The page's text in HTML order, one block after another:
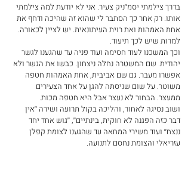
בדרך צילמתי יסמ׳׳ניק צעיר. אני לא יודעת למה צילמתי
אותו. רק אחר כך הסתבר לי שהוא זה שהיכה ודחף את
אחת האמהות ואת רוית העיתונאית. יש לציין לכאורה.
למרות שיש לכך תיעוד.
וכך המשכנו לעוד חסימה ועוד פניה עד שהגענו לגשר
יהודית. שם המשטרה נחלה ניצחון. כבשו את הגשר ולא
אפשרו מעבר. גם שם אביבית, אחת האמהות חטפה
משוטר. על שום שניסתה להגן על אחד הצעירים
ממעצר. הבחור לא נעצר אבל היא חטפה מכות.
ושוב נסיגה לאחור, והליכה בקול תרועה ושירה ׳׳אין
דבר כזה הפגנה לא חוקית, בינתיים׳׳, ׳׳גוש אחד יחד
ננצח׳׳ ועוד משירי המחאה עד שהגענו לצומת קפלן
עזריאלי והצומת נחסם לתנועה.